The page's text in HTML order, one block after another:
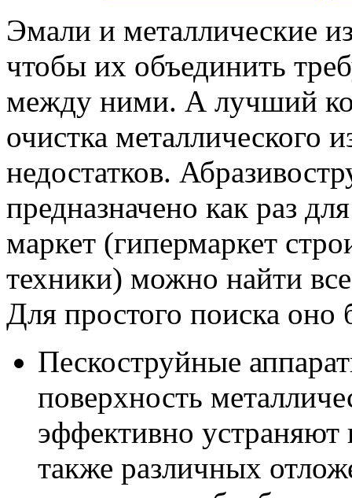
Эмали и металлические
чтобы их объединить
между ними. А лучший
очистка металлического
недостатков.
предназначено как раз
маркет (гипермаркет
техники) можно найти
Для простого поиска оно
Пескоструйные
поверхность
эффективно устраняют
также различных